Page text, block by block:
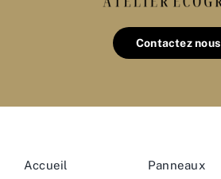
Contactez nous
Accueil
Panneaux